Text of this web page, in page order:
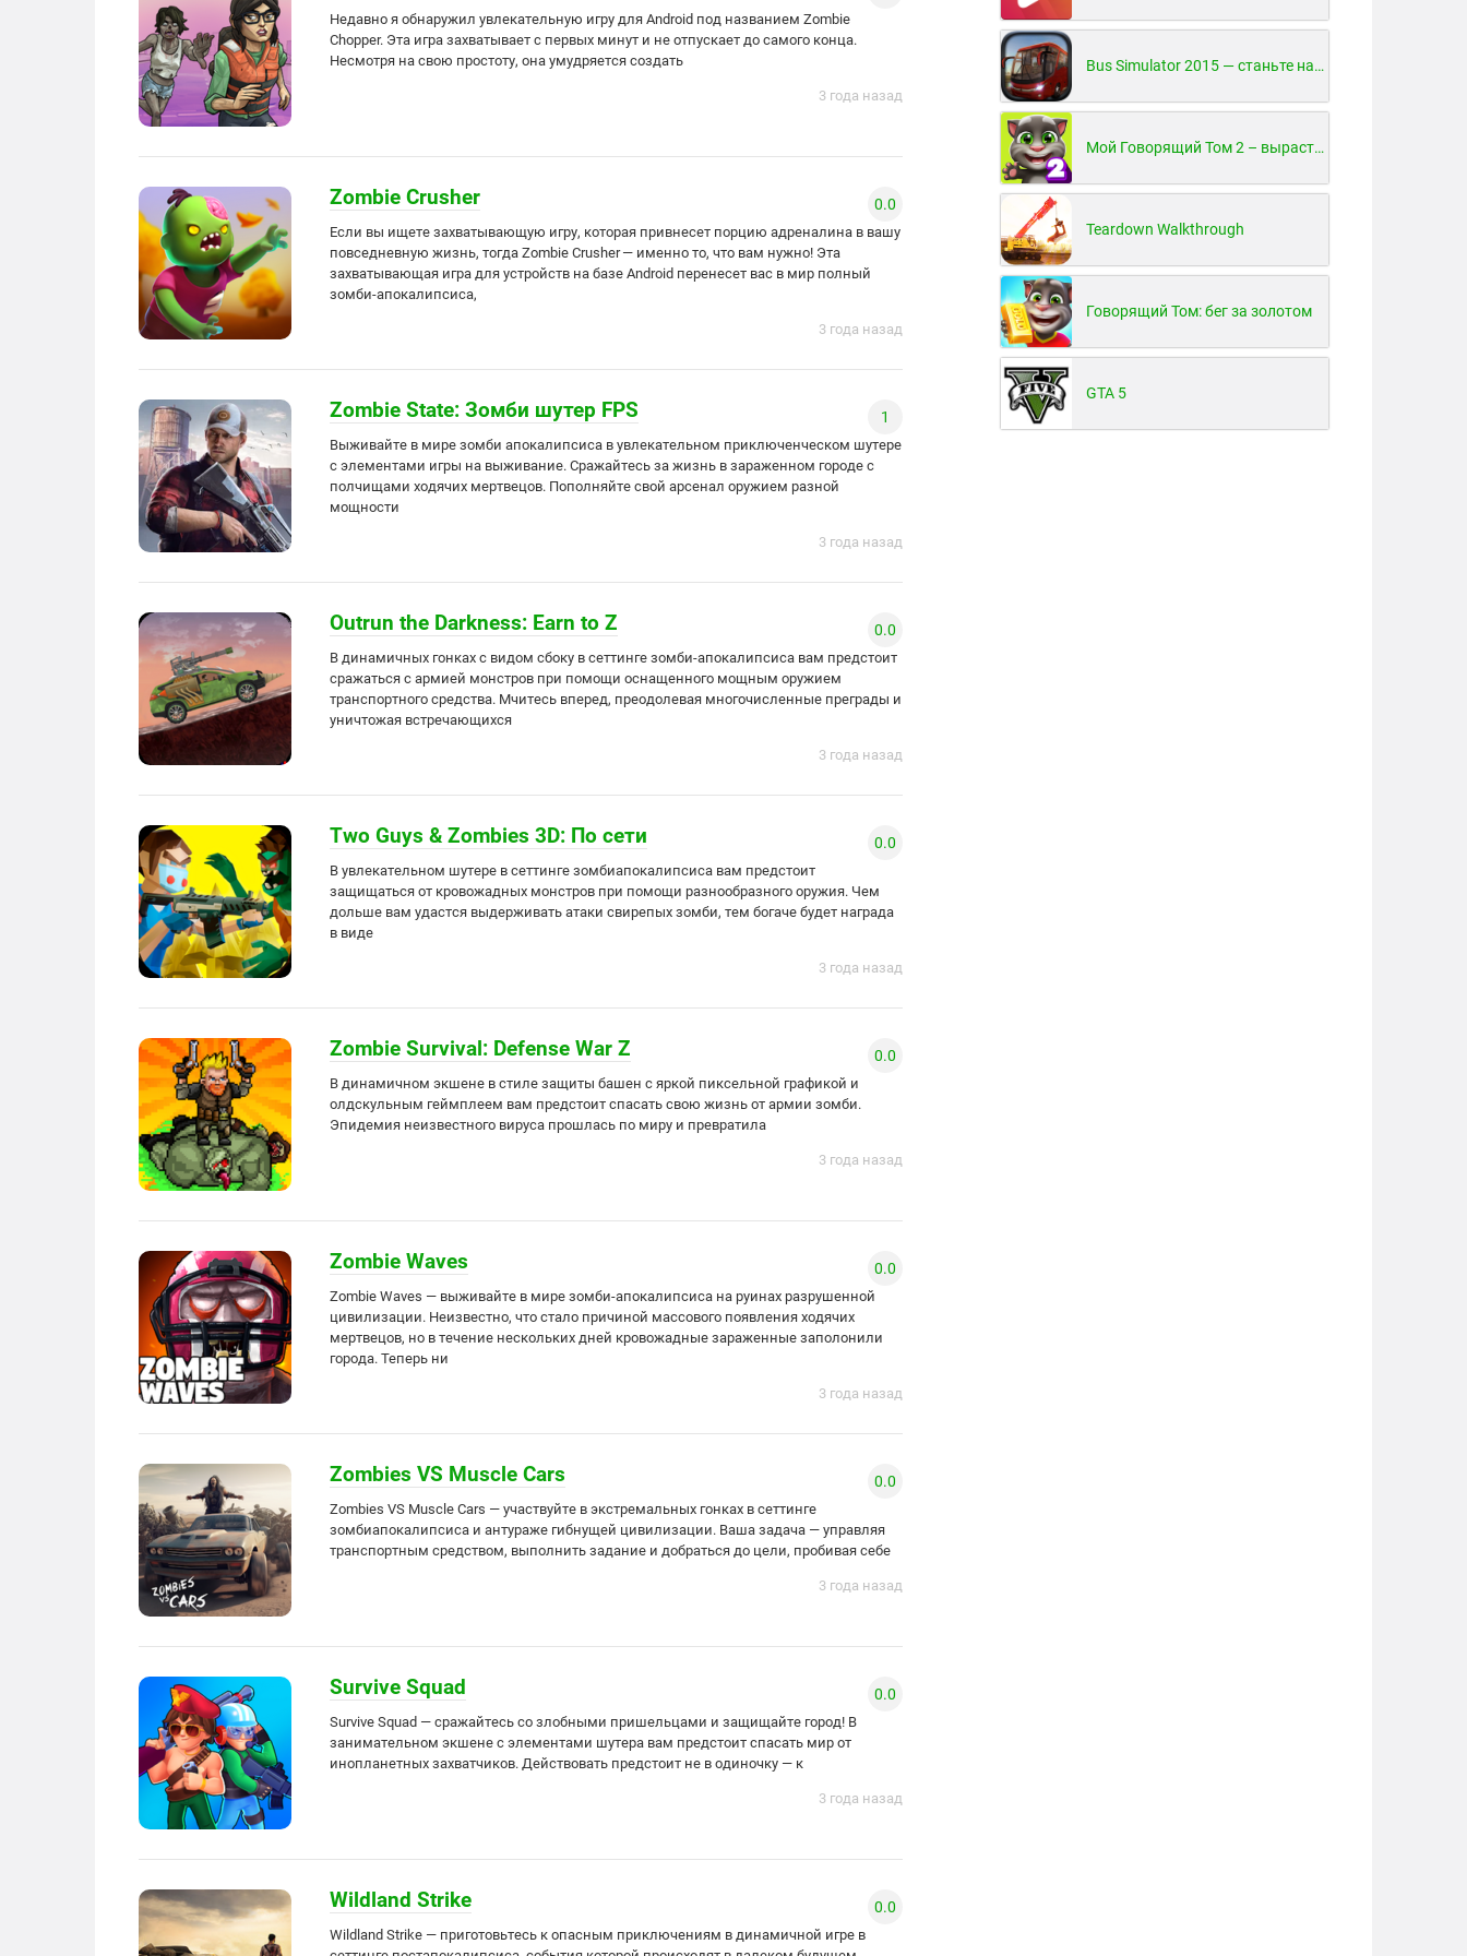
Недавно я обнаружил увлекательную игру для Android под названием Zombie
Chopper. Эта игра захватывает с первых минут и не отпускает до самого конца.
Несмотря на свою простоту, она умудряется создать
3 года назад
Zombie Crusher 0.0
Если вы ищете захватывающую игру, которая привнесет порцию адреналина в вашу
повседневную жизнь, тогда Zombie Crusher — именно то, что вам нужно! Эта
захватывающая игра для устройств на базе Android перенесет вас в мир полный
зомби-апокалипсиса,
3 года назад
Zombie State: Зомби шутер FPS 1
Выживайте в мире зомби апокалипсиса в увлекательном приключенческом шутере
с элементами игры на выживание. Сражайтесь за жизнь в зараженном городе с
полчищами ходячих мертвецов. Пополняйте свой арсенал оружием разной
мощности
3 года назад
Outrun the Darkness: Earn to Z 0.0
В динамичных гонках с видом сбоку в сеттинге зомби-апокалипсиса вам предстоит
сражаться с армией монстров при помощи оснащенного мощным оружием
транспортного средства. Мчитесь вперед, преодолевая многочисленные преграды и
уничтожая встречающихся
3 года назад
Two Guys & Zombies 3D: По сети 0.0
В увлекательном шутере в сеттинге зомбиапокалипсиса вам предстоит
защищаться от кровожадных монстров при помощи разнообразного оружия. Чем
дольше вам удастся выдерживать атаки свирепых зомби, тем богаче будет награда
в виде
3 года назад
Zombie Survival: Defense War Z 0.0
В динамичном экшене в стиле защиты башен с яркой пиксельной графикой и
олдскульным геймплеем вам предстоит спасать свою жизнь от армии зомби.
Эпидемия неизвестного вируса прошлась по миру и превратила
3 года назад
Zombie Waves 0.0
Zombie Waves — выживайте в мире зомби-апокалипсиса на руинах разрушенной
цивилизации. Неизвестно, что стало причиной массового появления ходячих
мертвецов, но в течение нескольких дней кровожадные зараженные заполонили
города. Теперь ни
3 года назад
Zombies VS Muscle Cars 0.0
Zombies VS Muscle Cars — участвуйте в экстремальных гонках в сеттинге
зомбиапокалипсиса и антураже гибнущей цивилизации. Ваша задача — управляя
транспортным средством, выполнить задание и добраться до цели, пробивая себе
3 года назад
Survive Squad 0.0
Survive Squad — сражайтесь со злобными пришельцами и защищайте город! В
занимательном экшене с элементами шутера вам предстоит спасать мир от
инопланетных захватчиков. Действовать предстоит не в одиночку — к
3 года назад
Wildland Strike 0.0
Wildland Strike — приготовьтесь к опасным приключениям в динамичной игре в
Bus Simulator 2015 — станьте настоящим водителем автобуса!
Мой Говорящий Том 2 – вырасти и воспитай своего котенка
Teardown Walkthrough
Говорящий Том: бег за золотом
GTA 5